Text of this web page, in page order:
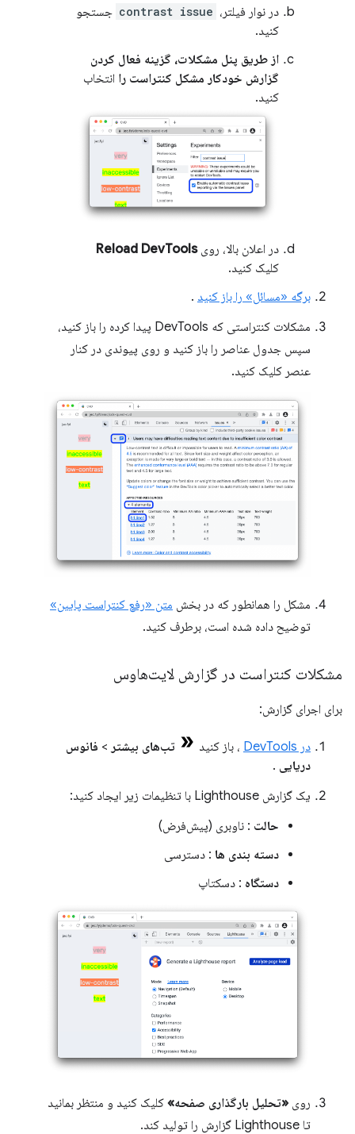
در نوار فیلتر، contrast issue جستجو
کنید.
از طریق پنل مشکلات، گزینه فعال کردن
گزارش خودکار مشکل کنتراست را انتخاب
کنید.
در اعلان بالا، رویReload DevTools
کلیک کنید.
برگه «مسائل» را باز کنید .
مشکلات کنتراستی که DevTools پیدا کرده را باز کنید،
سپس جدول عناصر را باز کنید و روی پیوندی در کنار
عنصر کلیک کنید.
مشکل را همانطور که در بخش متن «رفع کنتراست پایین»
توضیح داده شده است، برطرف کنید.
مشکلات کنتراست در گزارش لایت‌هاوس
برای اجرای گزارش:
در DevTools ، باز کنید تب‌های بیشتر > فانوس
دریایی .
یک گزارش Lighthouse با تنظیمات زیر ایجاد کنید:
حالت : ناوبری (پیش‌فرض)
دسته بندی ها : دسترسی
دستگاه : دسکتاپ
روی «تحلیل بارگذاری صفحه» کلیک کنید و منتظر بمانید
تا Lighthouse گزارش را تولید کند.